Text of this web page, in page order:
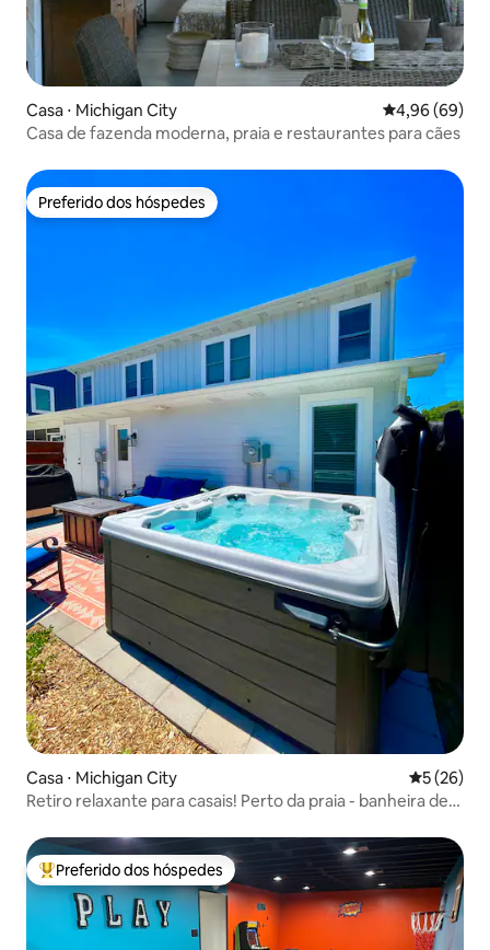
Casa ⋅ Michigan City 4,96 de uma
4,96 (69)
Casa de fazenda moderna, praia e restaurantes para cães
Preferido dos hóspedes
Preferido dos hóspedes
Casa ⋅ Michigan City 5 de uma
5 (26)
Retiro relaxante para casais! Perto da praia - banheira de
Entre os melhores preferidos dos hóspedes
Preferido dos hóspedes